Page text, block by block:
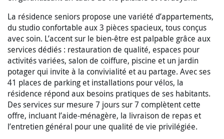
La résidence seniors propose une variété d’appartements,
du studio confortable aux 3 pièces spacieux, tous conçus
avec soin. L’accent sur le bien-être est palpable grâce aux
services dédiés : restauration de qualité, espaces pour
activités variées, salon de coiffure, piscine et un jardin
potager qui invite à la convivialité et au partage. Avec ses
41 places de parking et installations pour vélos, la
résidence répond aux besoins pratiques de ses habitants.
Des services sur mesure 7 jours sur 7 complètent cette
offre, incluant l’aide-ménagère, la livraison de repas et
l’entretien général pour une qualité de vie privilégiée.